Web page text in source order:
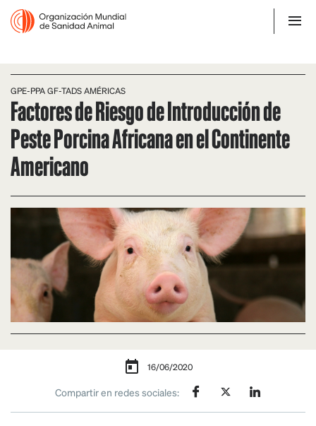
GPE-PPA GF-TADS AMÉRICAS
Factores de Riesgo de Introducción de
Peste Porcina Africana en el Continente
Americano
16/06/2020
Compartir en redes sociales: